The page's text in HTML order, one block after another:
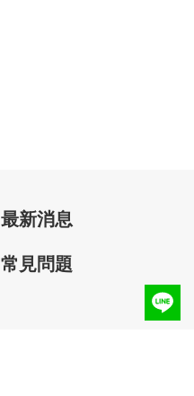
最新消息
常見問題